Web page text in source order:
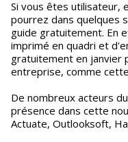
Si vous êtes utilisateur,
pourrez dans quelques
guide gratuitement. En
imprimé en quadri et
gratuitement en janvier
entreprise, comme
De nombreux acteurs
présence dans cette
Actuate, Outlooksoft,